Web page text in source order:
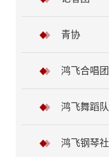
青协
鸿飞合唱团
鸿飞舞蹈队
鸿飞钢琴社